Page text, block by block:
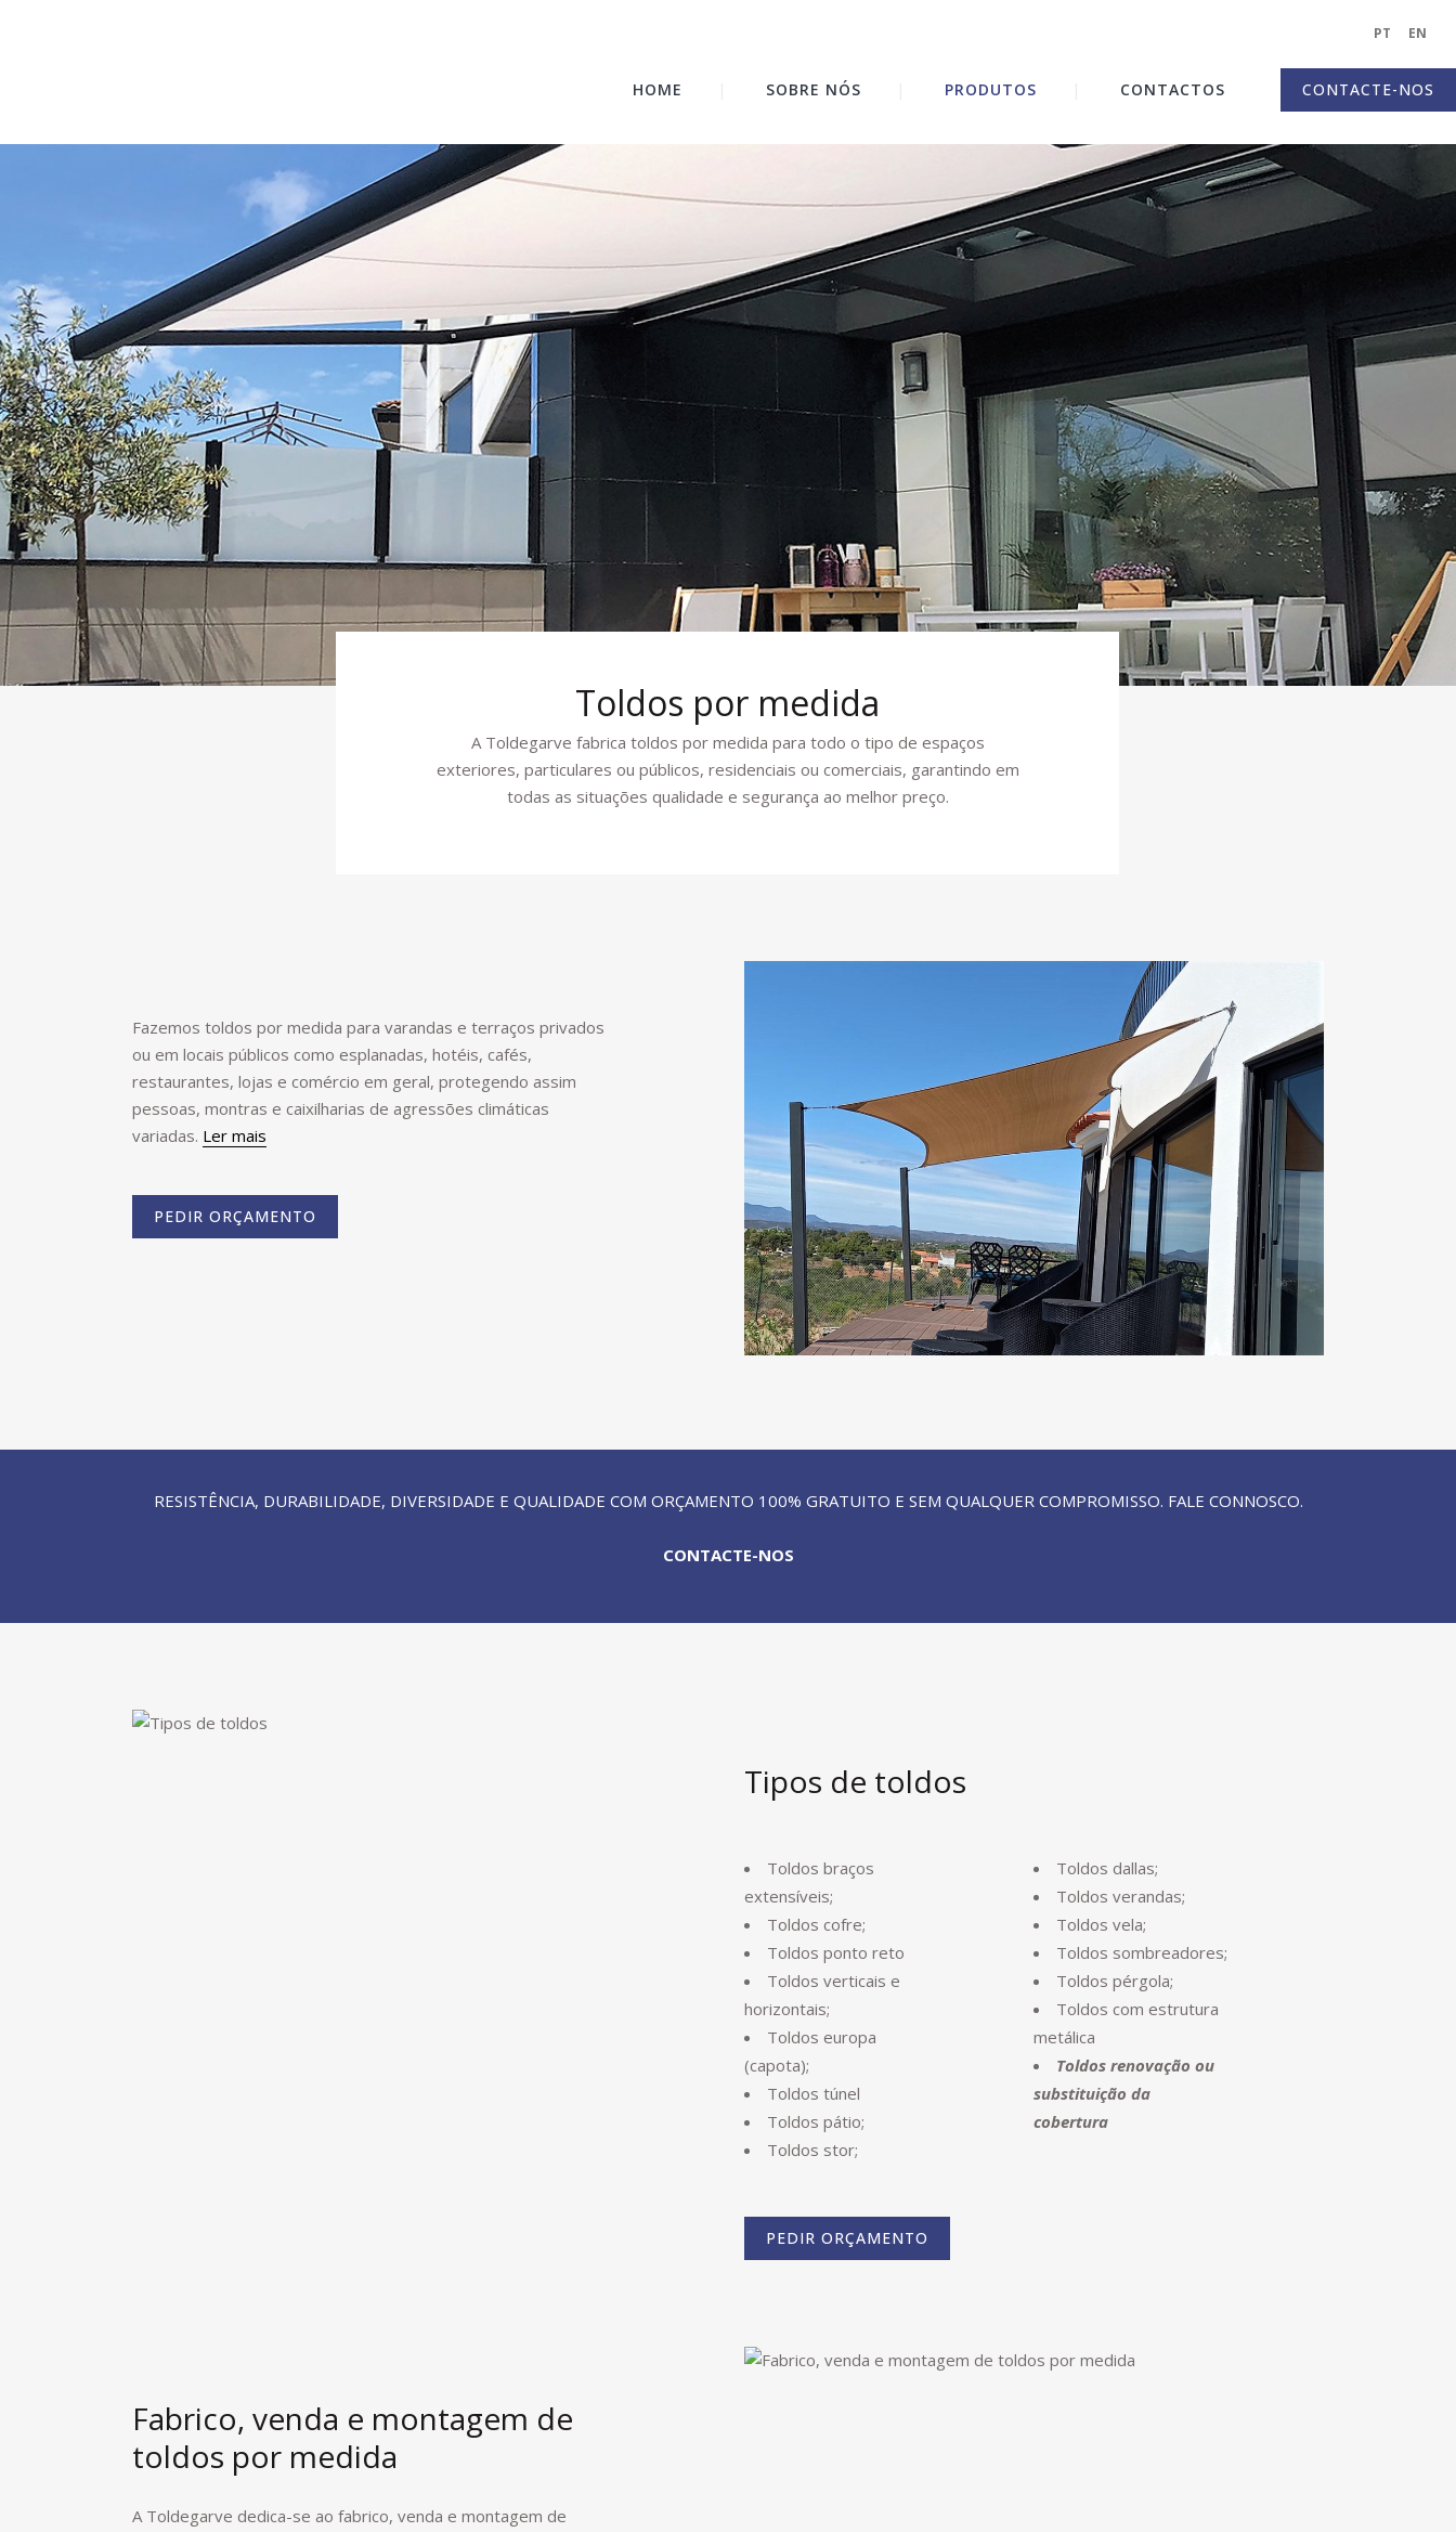
PT EN
CONTACTE-NOS
HOME SOBRE NÓS PRODUTOS CONTACTOS
Toldos por medida
A Toldegarve fabrica toldos por medida para todo o tipo de espaços
exteriores, particulares ou públicos, residenciais ou comerciais, garantindo em
todas as situações qualidade e segurança ao melhor preço.
Fazemos toldos por medida para varandas e terraços privados
ou em locais públicos como esplanadas, hotéis, cafés,
restaurantes, lojas e comércio em geral, protegendo assim
pessoas, montras e caixilharias de agressões climáticas
variadas. Ler mais
PEDIR ORÇAMENTO
RESISTÊNCIA, DURABILIDADE, DIVERSIDADE E QUALIDADE COM ORÇAMENTO 100% GRATUITO E SEM QUALQUER COMPROMISSO. FALE CONNOSCO.
CONTACTE-NOS
Tipos de toldos
Toldos braços
extensíveis;
Toldos cofre;
Toldos ponto reto
Toldos verticais e
horizontais;
Toldos europa
(capota);
Toldos túnel
Toldos pátio;
Toldos stor;
Toldos dallas;
Toldos verandas;
Toldos vela;
Toldos sombreadores;
Toldos pérgola;
Toldos com estrutura
metálica
Toldos renovação ou
substituição da
cobertura
PEDIR ORÇAMENTO
Fabrico, venda e montagem de
toldos por medida
A Toldegarve dedica-se ao fabrico, venda e montagem de